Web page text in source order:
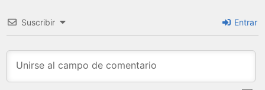
Suscribir Entrar